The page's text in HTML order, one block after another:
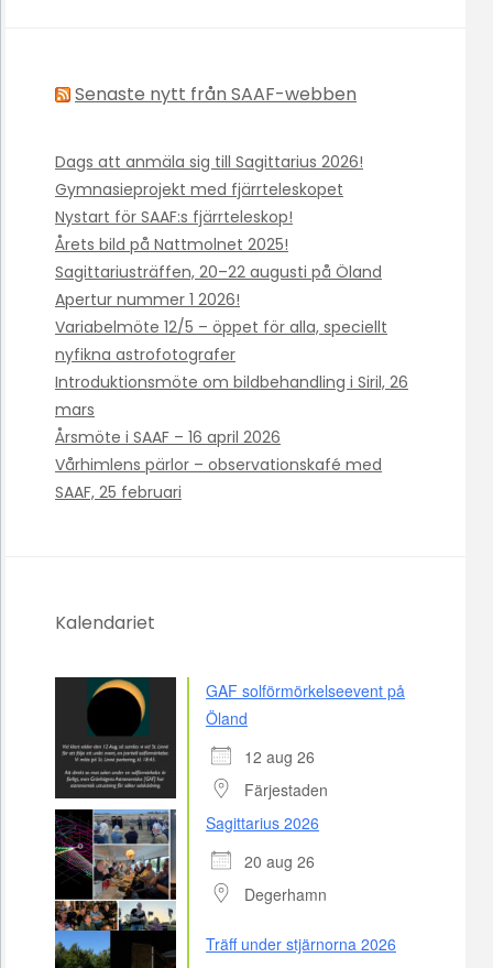
Senaste nytt från SAAF-webben
Dags att anmäla sig till Sagittarius 2026!
Gymnasieprojekt med fjärrteleskopet
Nystart för SAAF:s fjärrteleskop!
Årets bild på Nattmolnet 2025!
Sagittariusträffen, 20–22 augusti på Öland
Apertur nummer 1 2026!
Variabelmöte 12/5 – öppet för alla, speciellt
nyfikna astrofotografer
Introduktionsmöte om bildbehandling i Siril, 26
mars
Årsmöte i SAAF – 16 april 2026
Vårhimlens pärlor – observationskafé med
SAAF, 25 februari
Kalendariet
GAF solförmörkelseevent på
Öland
12 aug 26
Färjestaden
Sagittarius 2026
20 aug 26
Degerhamn
Träff under stjärnorna 2026